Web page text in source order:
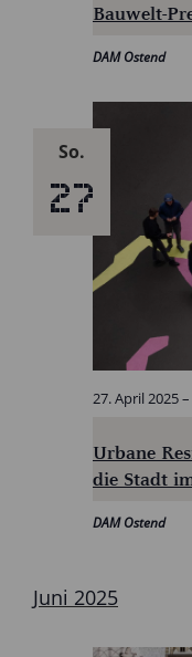
Bauwelt-
DAM Ostend
So.
27
Urbane
die Stadt
27. April 2025–
DAM Ostend
Juni 2025